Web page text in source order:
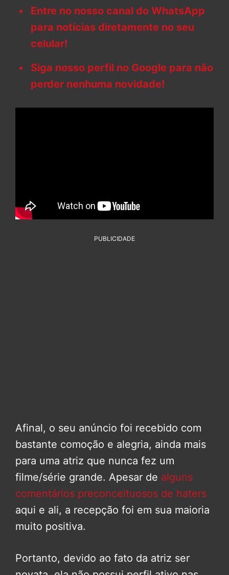
Entre no nosso canal do WhatsApp
para notícias diretamente no seu
celular!
Siga nosso perfil no Google para não
perder nenhuma novidade!
PUBLICIDADE
Afinal, o seu anúncio foi recebido com
bastante comoção e alegria, ainda mais
para uma atriz que nunca fez um
filme/série grande. Apesar de alguns
comentários preconceituosos de haters
aqui e ali, a recepção foi em sua maioria
muito positiva.
Portanto, devido ao fato da atriz ser